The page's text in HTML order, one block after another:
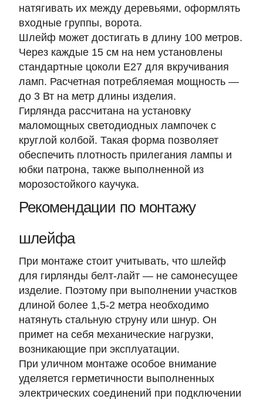
натягивать их между деревьями, оформлять
входные группы, ворота.
Шлейф может достигать в длину 100 метров.
Через каждые 15 см на нем установлены
стандартные цоколи E27 для вкручивания
ламп. Расчетная потребляемая мощность —
до 3 Вт на метр длины изделия.
Гирлянда рассчитана на установку
маломощных светодиодных лампочек с
круглой колбой. Такая форма позволяет
обеспечить плотность прилегания лампы и
юбки патрона, также выполненной из
морозостойкого каучука.
Рекомендации по монтажу
шлейфа
При монтаже стоит учитывать, что шлейф
для гирлянды белт-лайт — не самонесущее
изделие. Поэтому при выполнении участков
длиной более 1,5-2 метра необходимо
натянуть стальную струну или шнур. Он
примет на себя механические нагрузки,
возникающие при эксплуатации.
При уличном монтаже особое внимание
уделяется герметичности выполненных
электрических соединений при подключении